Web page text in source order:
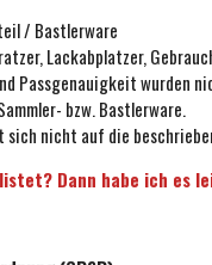
/ Bastlerware
Lackabplatzer,
Passgenauigkeit wurden
bzw. Bastlerware.
nicht auf die
Dann habe ich es